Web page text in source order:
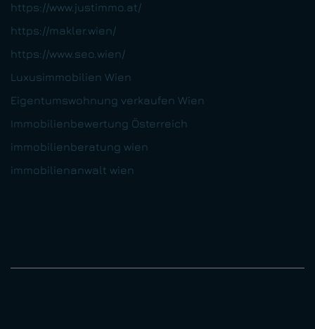
https://www.justimmo.at/
https://makler.wien/
https://www.seo.wien/
Luxusimmobilien Wien
Eigentumswohnung verkaufen Wien
Immobilienbewertung Österreich
immobilienberatung wien
immobilienanwalt wien